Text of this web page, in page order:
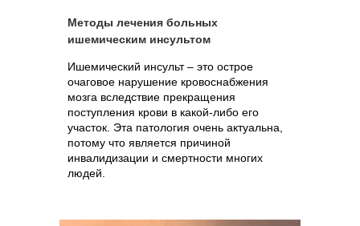
Методы лечения больных
ишемическим инсультом
Ишемический инсульт – это острое
очаговое нарушение кровоснабжения
мозга вследствие прекращения
поступления крови в какой-либо его
участок. Эта патология очень актуальна,
потому что является причиной
инвалидизации и смертности многих
людей.